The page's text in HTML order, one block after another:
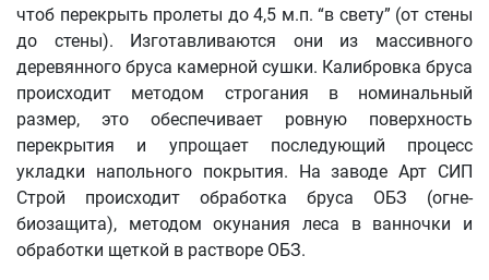
чтоб перекрыть пролеты до 4,5 м.п. “в свету” (от стены
до стены). Изготавливаются они из массивного
деревянного бруса камерной сушки. Калибровка бруса
происходит методом строгания в номинальный
размер, это обеспечивает ровную поверхность
перекрытия и упрощает последующий процесс
укладки напольного покрытия. На заводе Арт СИП
Строй происходит обработка бруса ОБЗ (огне-
биозащита), методом окунания леса в ванночки и
обработки щеткой в растворе ОБЗ.